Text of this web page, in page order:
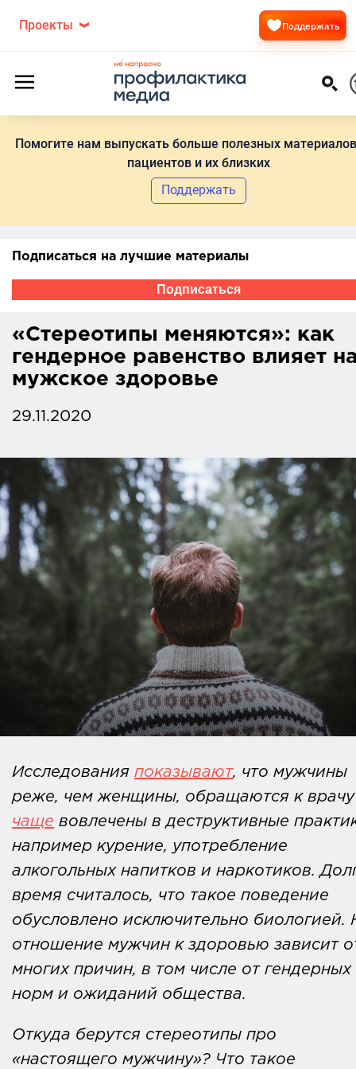
Помогите нам выпускать больше полезных
пациентов и их близких
Поддержать
Проекты Поддержать
Подписаться на лучшие материалы
Подписаться
«Стереотипы меняются»: как
гендерное равенство влияет
мужское здоровье
29.11.2020
Исследования показывают, что мужчины
реже, чем женщины, обращаются к
чаще вовлечены в деструктивные
например курение, употребление
алкогольных напитков и наркотиков.
время считалось, что такое поведение
обусловлено исключительно биологией.
отношение мужчин к здоровью зависит
многих причин, в том числе от гендерных
норм и ожиданий общества.
Откуда берутся стереотипы про
«настоящего мужчину»? Что такое